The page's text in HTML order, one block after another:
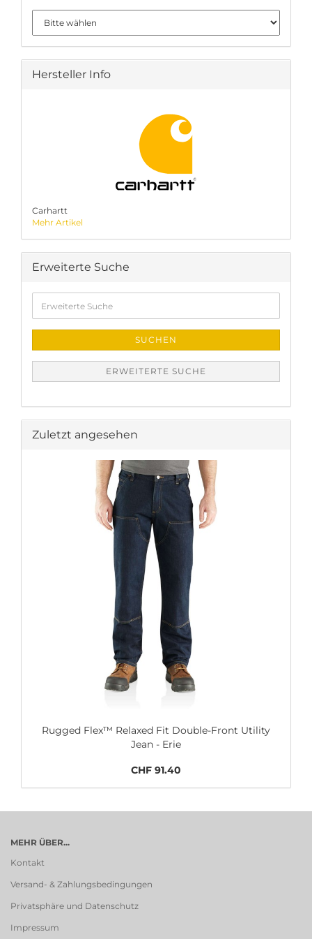
Hersteller Info
Carhartt
Mehr Artikel
Erweiterte Suche
Suche
SUCHEN
ERWEITERTE SUCHE
Zuletzt angesehen
Rugged Flex™ Relaxed Fit Double-Front Utility
Jean - Erie
CHF 91.40
MEHR ÜBER...
Kontakt
Versand- & Zahlungsbedingungen
Privatsphäre und Datenschutz
Impressum